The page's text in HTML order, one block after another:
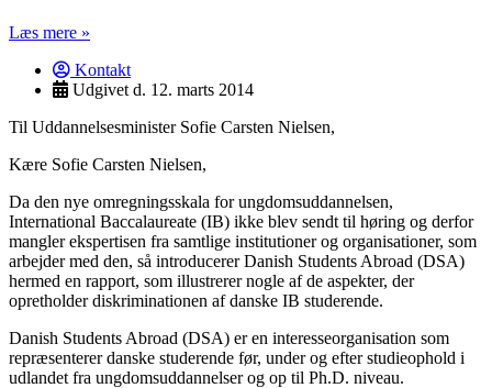
Læs mere »
Kontakt
Udgivet d. 12. marts 2014
Til Uddannelsesminister Sofie Carsten Nielsen,
Kære Sofie Carsten Nielsen,
Da den nye omregningsskala for ungdomsuddannelsen,
International Baccalaureate (IB) ikke blev sendt til høring og derfor
mangler ekspertisen fra samtlige institutioner og organisationer, som
arbejder med den, så introducerer Danish Students Abroad (DSA)
hermed en rapport, som illustrerer nogle af de aspekter, der
opretholder diskriminationen af danske IB studerende.
Danish Students Abroad (DSA) er en interesseorganisation som
repræsenterer danske studerende før, under og efter studieophold i
udlandet fra ungdomsuddannelser og op til Ph.D. niveau.